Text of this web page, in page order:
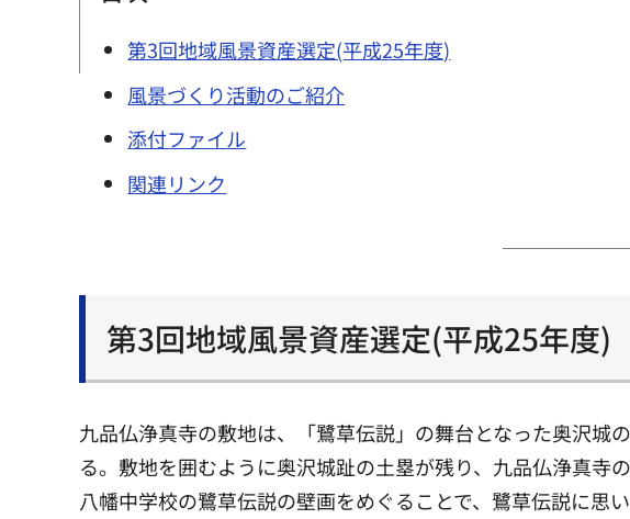
第3回地域風景資産選定(平成25年度)
風景づくり活動のご紹介
添付ファイル
関連リンク
第3回地域風景資産選定(平成25年度)
九品仏浄真寺の敷地は、「鷺草伝説」の舞台となった奥沢城
る。敷地を囲むように奥沢城趾の土塁が残り、九品仏浄真寺の
八幡中学校の鷺草伝説の壁画をめぐることで、鷺草伝説に思